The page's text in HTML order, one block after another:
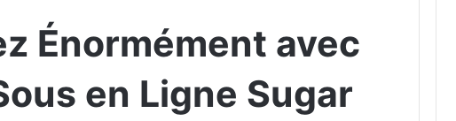
Énormément avec
en Ligne Sugar